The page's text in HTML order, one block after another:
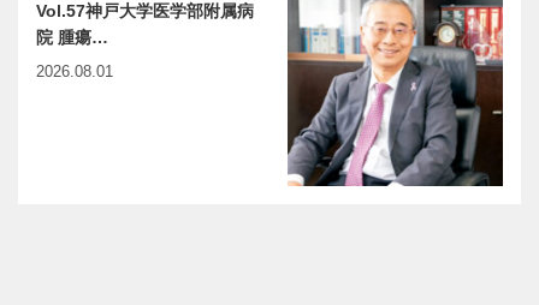
Vol.57神戸大学医学部附属病
院 腫瘍…
2026.08.01